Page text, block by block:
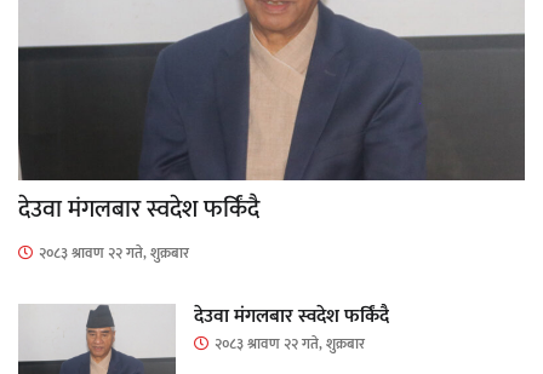
देउवा मंगलबार स्वदेश फर्किंदै
२०८३ श्रावण २२ गते, शुक्रबार
देउवा मंगलबार स्वदेश फर्किंदै
२०८३ श्रावण २२ गते, शुक्रबार